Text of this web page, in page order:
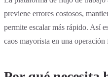
previene errores costosos,
permite escalar más rápido. Así
caos mayorista en una